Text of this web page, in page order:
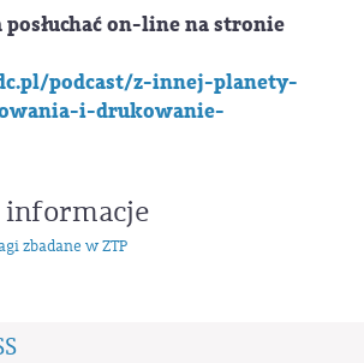
on-line na stronie
podcast/z-innej-planety-
i-drukowanie-
informacje
zbadane w ZTP